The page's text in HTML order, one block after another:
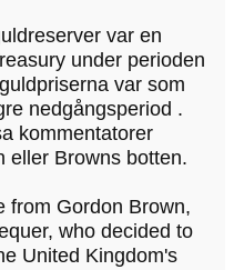
var en
under perioden
var som
nedgångsperiod .
kommentatorer
eller Browns botten.
from Gordon Brown,
who decided to
United Kingdom's